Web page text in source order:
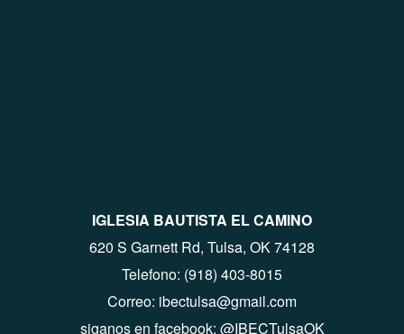
IGLESIA BAUTISTA EL CAMINO
620 S Garnett Rd, Tulsa, OK 74128
Telefono: (918) 403-8015
Correo: ibectulsa@gmail.com
siganos en facebook: @IBECTulsaOK